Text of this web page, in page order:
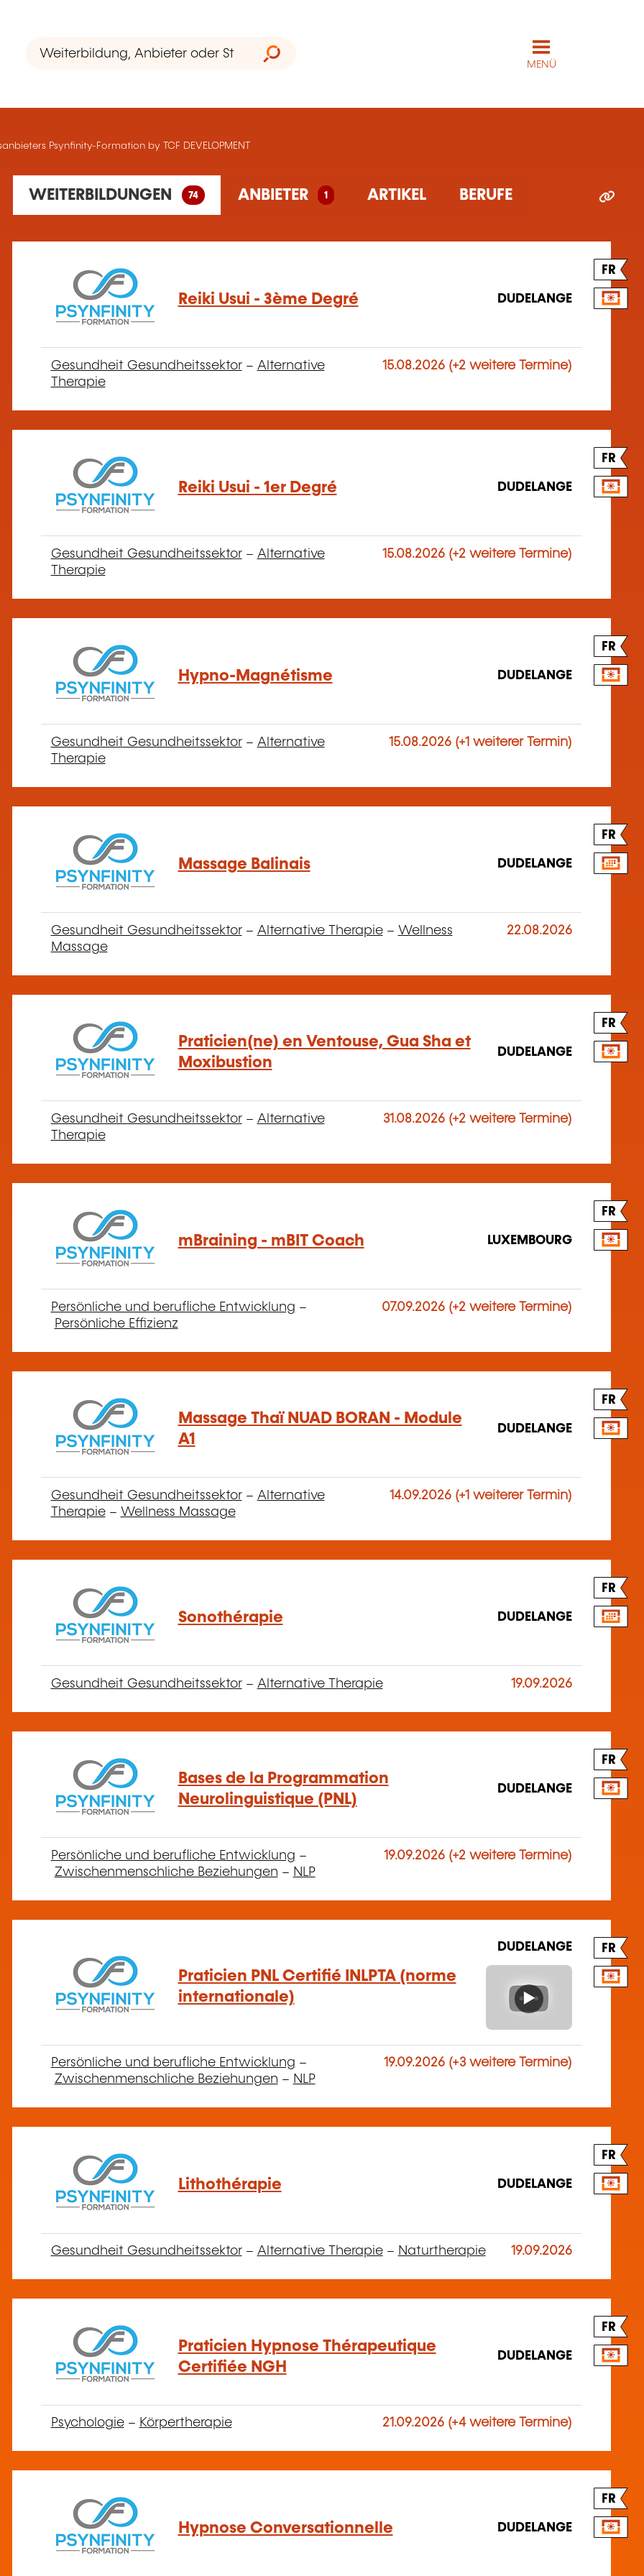
MENÜ
Psynfinity-Formation by TCF DEVELOPMENT
1 gefundene Bildungseinrichtung(en)
WEITERBILDUNGEN 74 ANBIETER 1 ARTIKEL BERUFE
FR
Reiki Usui - 3ème Degré DUDELANGE
Gesundheit Gesundheitssektor– Alternative
Therapie
15.08.2026 (+2 weitere Termine)
FR
Reiki Usui - 1er Degré DUDELANGE
Gesundheit Gesundheitssektor– Alternative
Therapie
15.08.2026 (+2 weitere Termine)
FR
Hypno-Magnétisme DUDELANGE
Gesundheit Gesundheitssektor– Alternative
Therapie
15.08.2026 (+1 weiterer Termin)
FR
Massage Balinais DUDELANGE
Gesundheit Gesundheitssektor– Alternative Therapie– Wellness
Massage
22.08.2026
FR
Praticien(ne) en Ventouse, Gua Sha et
Moxibustion
DUDELANGE
Gesundheit Gesundheitssektor– Alternative
Therapie
31.08.2026 (+2 weitere Termine)
FR
mBraining - mBIT Coach LUXEMBOURG
Persönliche und berufliche Entwicklung –
Persönliche Effizienz
07.09.2026 (+2 weitere Termine)
FR
Massage Thaï NUAD BORAN - Module
A1
DUDELANGE
Gesundheit Gesundheitssektor– Alternative
Therapie– Wellness Massage
14.09.2026 (+1 weiterer Termin)
FR
Sonothérapie DUDELANGE
Gesundheit Gesundheitssektor– Alternative Therapie 19.09.2026
FR
Bases de la Programmation
Neurolinguistique (PNL)
DUDELANGE
Persönliche und berufliche Entwicklung –
Zwischenmenschliche Beziehungen – NLP
19.09.2026 (+2 weitere Termine)
FR
Praticien PNL Certifié INLPTA (norme
internationale)
DUDELANGE
Persönliche und berufliche Entwicklung –
Zwischenmenschliche Beziehungen – NLP
19.09.2026 (+3 weitere Termine)
FR
Lithothérapie DUDELANGE
Gesundheit Gesundheitssektor– Alternative Therapie– Naturtherapie 19.09.2026
FR
Praticien Hypnose Thérapeutique
Certifiée NGH
DUDELANGE
Psychologie– Körpertherapie 21.09.2026 (+4 weitere Termine)
FR
Hypnose Conversationnelle DUDELANGE